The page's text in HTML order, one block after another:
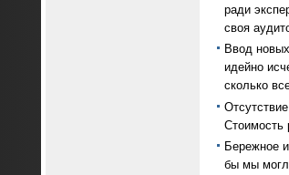
ради
своя
Ввод
идейно
сколько
Стоимость
Бережное
бы мы